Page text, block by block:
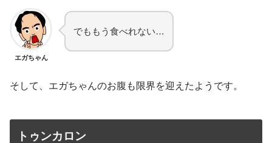
エガちゃん
でももう食べれない…
そして、エガちゃんのお腹も限界を迎えたようです。
トゥンカロン